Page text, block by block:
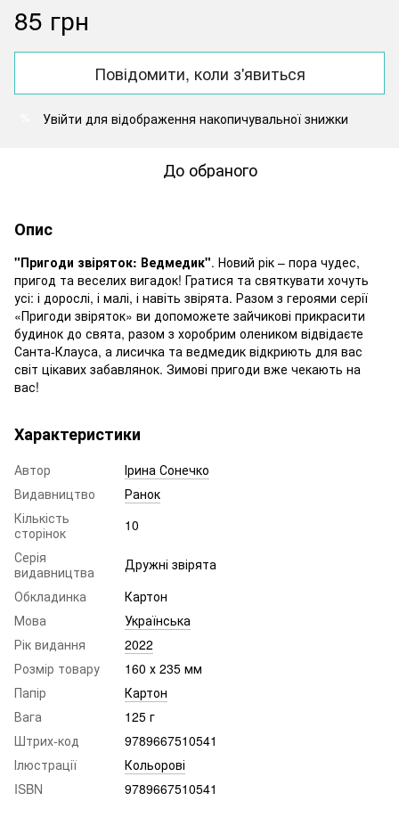
85 грн
Повідомити, коли з'явиться
Увійти для відображення накопичувальної знижки
До обраного
Опис
"Пригоди звіряток: Ведмедик". Новий рік – пора чудес,
пригод та веселих вигадок! Гратися та святкувати хочуть
усі: і дорослі, і малі, і навіть звірята. Разом з героями серії
«Пригоди звіряток» ви допоможете зайчикові прикрасити
будинок до свята, разом з хоробрим олеником відвідаєте
Санта-Клауса, а лисичка та ведмедик відкриють для вас
світ цікавих забавлянок. Зимові пригоди вже чекають на
вас!
Характеристики
Автор
Ірина Сонечко
Видавництво
Ранок
Кількість
сторінок
10
Серія
видавництва
Дружні звірята
Обкладинка
Картон
Мова
Українська
Рік видання
2022
Розмір товару
160 х 235 мм
Папір
Картон
Вага
125 г
Штрих-код
9789667510541
Ілюстрації
Кольорові
ISBN
9789667510541